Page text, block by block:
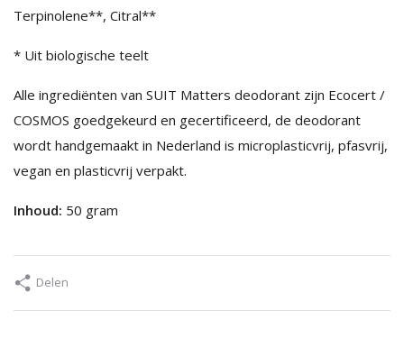
Terpinolene**, Citral**
* Uit biologische teelt
Alle ingrediënten van SUIT Matters deodorant zijn Ecocert /
COSMOS goedgekeurd en gecertificeerd, de deodorant
wordt handgemaakt in Nederland is microplasticvrij, pfasvrij,
vegan en plasticvrij verpakt.
Inhoud: 50 gram
Delen